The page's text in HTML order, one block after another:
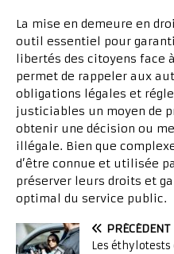
La mise en demeure en
outil essentiel pour
libertés des citoyens face
permet de rappeler aux
obligations légales et
justiciables un moyen de
obtenir une décision ou
illégale. Bien que
d’être connue et utilisée
préserver leurs droits et
optimal du service public.
PRÉCÉDENT
Les